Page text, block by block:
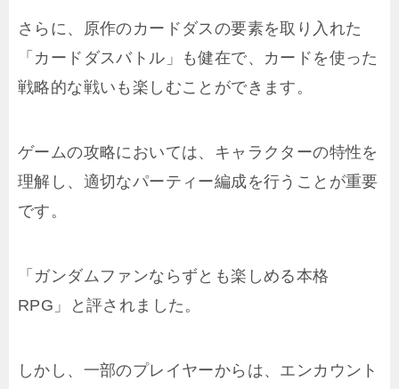
さらに、原作のカードダスの要素を取り入れた
「カードダスバトル」も健在で、カードを使った
戦略的な戦いも楽しむことができます。
ゲームの攻略においては、キャラクターの特性を
理解し、適切なパーティー編成を行うことが重要
です。
「ガンダムファンならずとも楽しめる本格
RPG」と評されました。
しかし、一部のプレイヤーからは、エンカウント